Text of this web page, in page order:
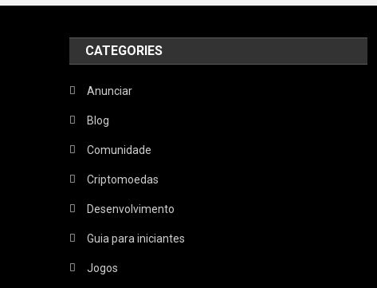
CATEGORIES
Anunciar
Blog
Comunidade
Criptomoedas
Desenvolvimento
Guia para iniciantes
Jogos